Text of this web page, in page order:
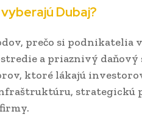
Dubaj?
prečo si podnikatelia
a priaznivý daňový
ktoré lákajú
strategickú